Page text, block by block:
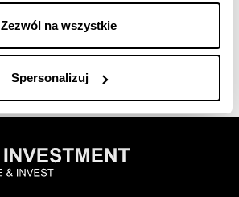
Zezwól na wszystkie
Spersonalizuj